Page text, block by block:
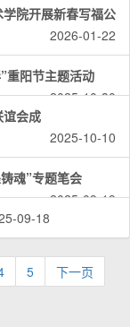
院开展新春写福公
2026-01-22
重阳节主题活动
2025-10-30
谊会成
2025-10-10
魂”专题笔会
2025-09-19
09-18
5
下一页